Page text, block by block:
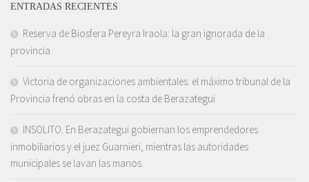
ENTRADAS RECIENTES
Reserva de Biosfera Pereyra Iraola: la gran ignorada de la
provincia
Victoria de organizaciones ambientales: el máximo tribunal de la
Provincia frenó obras en la costa de Berazategui.
INSOLITO. En Berazategui gobiernan los emprendedores
inmobiliarios y el juez Guarnieri, mientras las autoridades
municipales se lavan las manos.